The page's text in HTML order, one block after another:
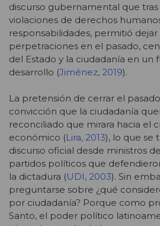
discurso gubernamental que
violaciones de derechos
responsabilidades, permitió dejar
perpetraciones en el pasado,
del Estado y la ciudadanía en un
desarrollo (Jiménez, 2019).
La pretensión de cerrar el
convicción que la ciudadanía
reconciliado que mirara hacia el
económico (Lira, 2013), lo que se
discurso oficial desde ministros
partidos políticos que
la dictadura (UDI, 2003). Sin
preguntarse sobre ¿qué
por ciudadanía? Porque como
Santo, el poder político